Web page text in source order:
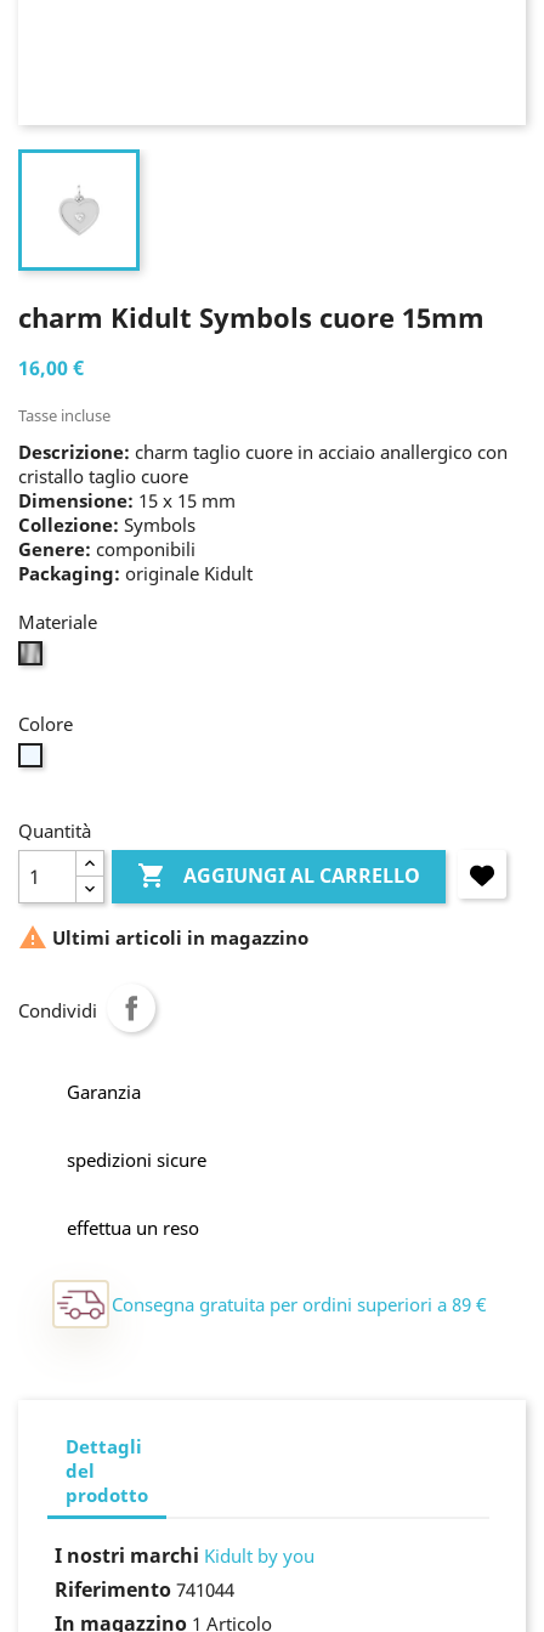
charm Kidult Symbols cuore 15mm
16,00 €
Tasse incluse
Descrizione: charm taglio cuore in acciaio anallergico con
cristallo taglio cuore
Dimensione: 15 x 15 mm
Collezione: Symbols
Genere: componibili
Packaging: originale Kidult
Materiale
bianco
Colore
Quantità
 AGGIUNGI AL CARRELLO
 Ultimi articoli in magazzino
Condividi
Garanzia
spedizioni sicure
effettua un reso
Consegna gratuita per ordini superiori a 89 €
Dettagli
del
prodotto
I nostri marchi Kidult by you
Riferimento 741044
In magazzino 1 Articolo